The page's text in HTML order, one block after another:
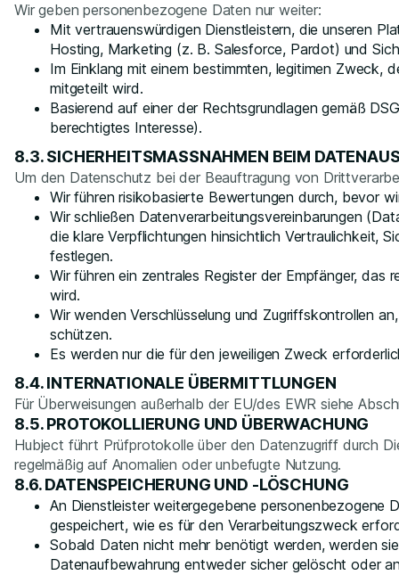
Wir geben personenbezogene Daten nur weiter:
Mit vertrauenswürdigen Dienstleistern, die unseren
Hosting, Marketing (z. B. Salesforce, Pardot) und
Im Einklang mit einem bestimmten, legitimen Zweck,
mitgeteilt wird.
Basierend auf einer der Rechtsgrundlagen gemäß
berechtigtes Interesse).
8.3. SICHERHEITSMASSNAHMEN BEIM
Um den Datenschutz bei der Beauftragung von
Wir führen risikobasierte Bewertungen durch, bevor
Wir schließen Datenverarbeitungsvereinbarungen
die klare Verpflichtungen hinsichtlich Vertraulichkeit,
festlegen.
Wir führen ein zentrales Register der Empfänger, das
wird.
Wir wenden Verschlüsselung und Zugriffskontrollen
schützen.
Es werden nur die für den jeweiligen Zweck
8.4. INTERNATIONALE ÜBERMITTLUNGEN
Für Überweisungen außerhalb der EU/des EWR siehe
8.5. PROTOKOLLIERUNG UND ÜBERWACHUNG
Hubject führt Prüfprotokolle über den Datenzugriff durch
regelmäßig auf Anomalien oder unbefugte Nutzung.
8.6. DATENSPEICHERUNG UND -LÖSCHUNG
An Dienstleister weitergegebene personenbezogene
gespeichert, wie es für den Verarbeitungszweck
Sobald Daten nicht mehr benötigt werden, werden
Datenaufbewahrung entweder sicher gelöscht oder